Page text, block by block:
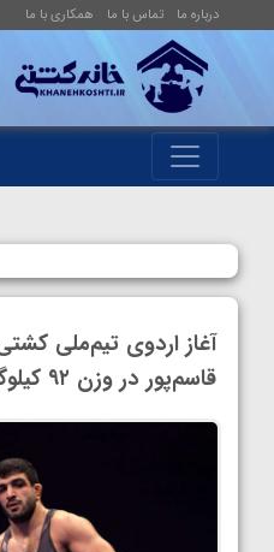
درباره ما تماس با ما همکاری با ما
آغاز اردوی تیم‌ملی کشتی
قاسم‌پور در وزن ۹۲ کیلوگرم ماند